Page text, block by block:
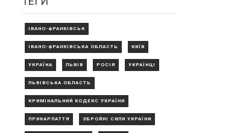
ІВАНО-ФРАНКІВСЬК
ІВАНО-ФРАНКІВСЬКА ОБЛАСТЬ КИЇВ
УКРАЇНА ЛЬВІВ РОСІЯ УКРАЇНЦІ
ЛЬВІВСЬКА ОБЛАСТЬ
КРИМІНАЛЬНИЙ КОДЕКС УКРАЇНИ
ПРИКАРПАТТЯ ЗБРОЙНІ СИЛИ УКРАЇНИ